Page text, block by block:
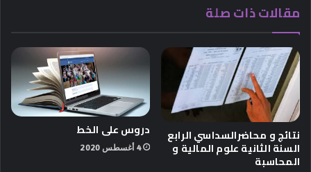
مقالات ذات صلة
نتائج و محاضرالسداسي الرابع
السنة الثانية علوم المالية و
المحاسبة
دروس على الخط
4 أغسطس 2020